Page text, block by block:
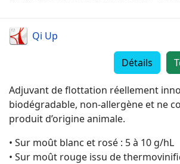
Qi Up
Détails
Adjuvant de flottation réellement
biodégradable, non-allergène et ne
produit d’origine animale.
• Sur moût blanc et rosé : 5 à 10 g/hL
• Sur moût rouge issu de